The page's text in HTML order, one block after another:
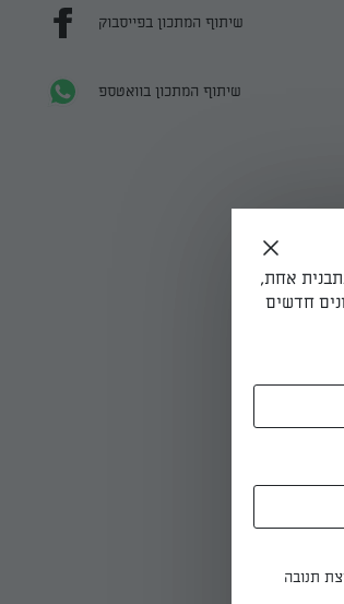
שיתוף המתכון בפייסבוק
שיתוף המתכון בוואטספ
אחת,
חדשים
תנובה